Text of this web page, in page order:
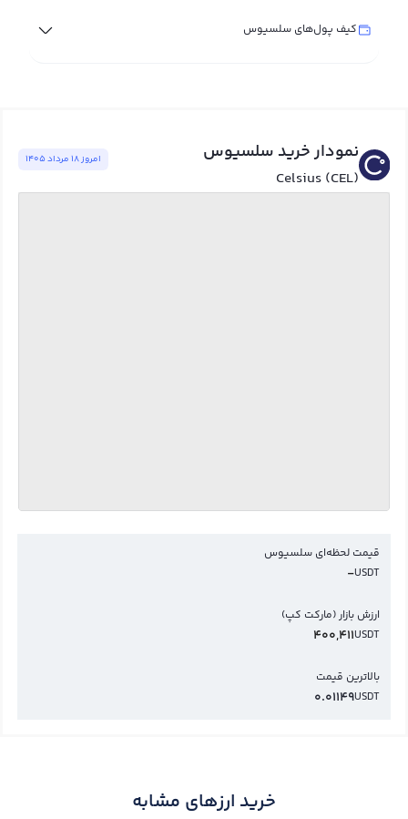
کیف پول‌های سلسیوس
نمودار خرید سلسیوس
Celsius (CEL)
امروز ١٨ مرداد ١٤٠٥
قیمت لحظه‌ای سلسیوس
USDT
-
ارزش بازار (مارکت کپ)
USDT
400,411
بالاترین قیمت
USDT
0.01149
خرید ارزهای مشابه